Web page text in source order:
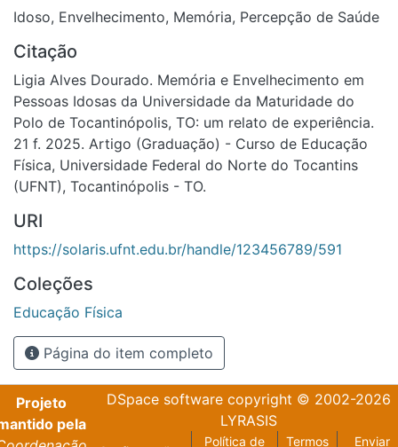
Idoso, Envelhecimento, Memória, Percepção de Saúde
Citação
Ligia Alves Dourado. Memória e Envelhecimento em
Pessoas Idosas da Universidade da Maturidade do
Polo de Tocantinópolis, TO: um relato de experiência.
21 f. 2025. Artigo (Graduação) - Curso de Educação
Física, Universidade Federal do Norte do Tocantins
(UFNT), Tocantinópolis - TO.
URI
https://solaris.ufnt.edu.br/handle/123456789/591
Coleções
Educação Física
Página do item completo
Projeto
pela
DSpace softwarecopyright © 2002-2026
LYRASIS
Política de Termos Enviar